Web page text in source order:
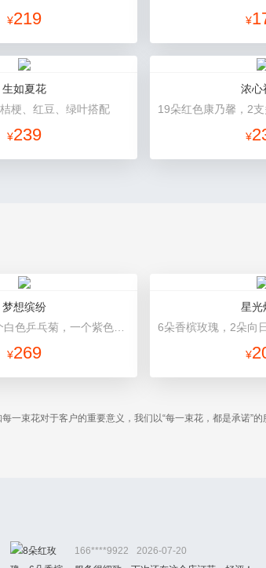
¥219 ¥
生如夏花
梗、红豆、绿叶搭配
¥239
浓心
¥
梦想缤纷
¥269
星光
¥
一束花对于客户的重要意义，我们以“每一束花，都是承诺”
166****9922
2026-07-20